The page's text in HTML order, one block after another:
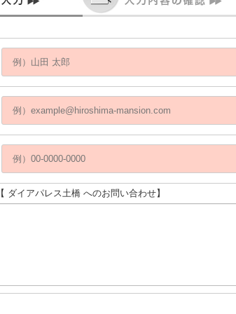
【 ダイアパレス土橋 へのお問い合わせ】